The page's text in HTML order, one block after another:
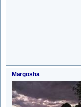
Margosha